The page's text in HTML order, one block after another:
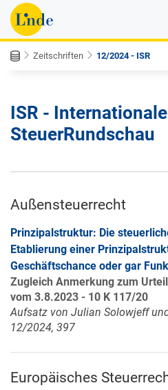
Zeitschriften 12/2024 - ISR
ISR - Internationale
SteuerRundschau
Außensteuerrecht
Prinzipalstruktur: Die
Etablierung einer
Geschäftschance oder gar
Zugleich Anmerkung zum
vom 3.8.2023 - 10 K 117/20
Aufsatz von Julian Solowjeff
12/2024, 397
Europäisches